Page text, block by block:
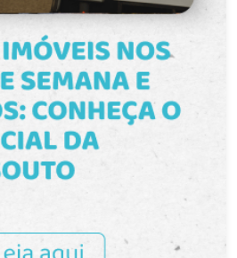
Parque Una e à Avenida
oferece fácil
farmácias, escolas,
e diversos serviços
que combina praticidade,
Além disso, o
um ambiente
cercado por áreas verdes,
viver com mais
esta
em contato e